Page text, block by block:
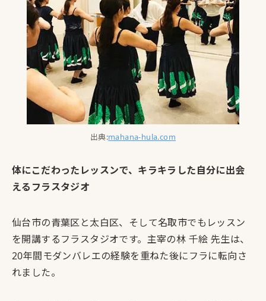
出典:mahana-hula.com
体にこだわったレッスンで、キラキラした自分に出会
えるフラスタジオ
仙台市の青葉区と太白区、そして名取市でもレッスン
を開講するフラスタジオです。 主宰の林 千絵 先生は、
20年間モダンバレエの経験を重ねた後にフラに転向さ
れました。